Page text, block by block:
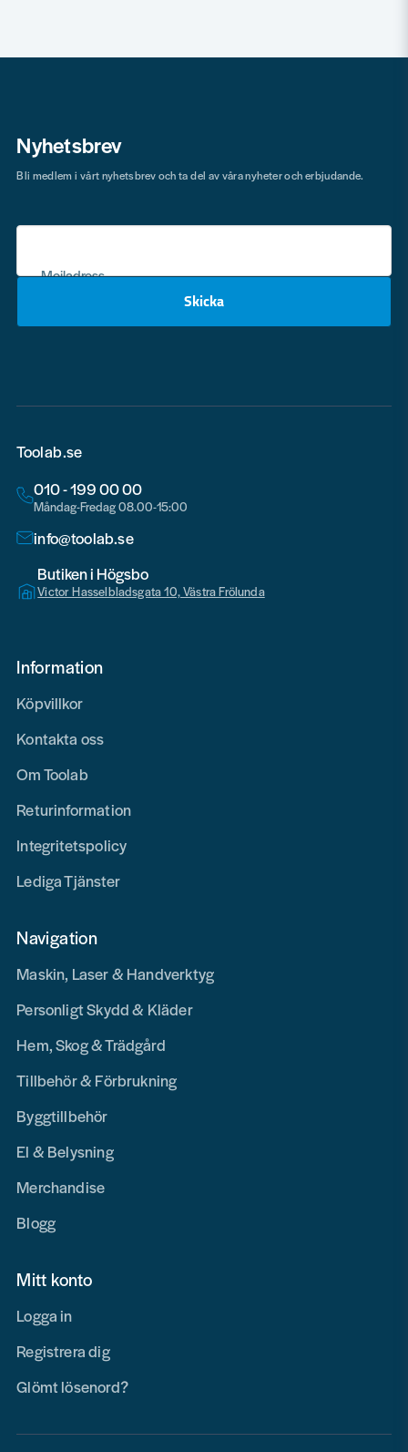
Nyhetsbrev
Mejladress
Skicka
Bli medlem i vårt nyhetsbrev och ta del av våra nyheter och erbjudande.
Toolab.se
010 - 199 00 00
Måndag-Fredag 08.00-15:00
info@toolab.se
Butiken i Högsbo
Victor Hasselbladsgata 10, Västra Frölunda
Information
Köpvillkor
Kontakta oss
Om Toolab
Returinformation
Integritetspolicy
Lediga Tjänster
Navigation
Maskin, Laser & Handverktyg
Personligt Skydd & Kläder
Hem, Skog & Trädgård
Tillbehör & Förbrukning
Byggtillbehör
El & Belysning
Merchandise
Blogg
Mitt konto
Logga in
Registrera dig
Glömt lösenord?